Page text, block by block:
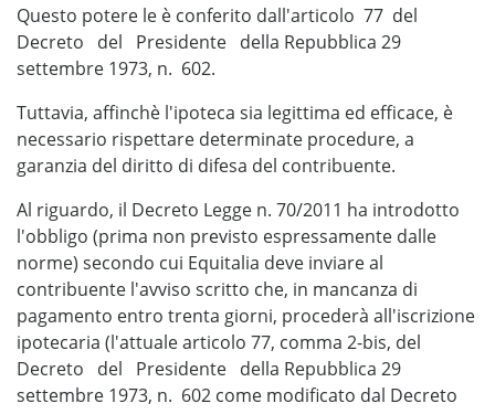
Questo potere le è conferito dall'articolo 77 del
Decreto del Presidente della Repubblica 29
settembre 1973, n. 602.
Tuttavia, affinchè l'ipoteca sia legittima ed efficace, è
necessario rispettare determinate procedure, a
garanzia del diritto di difesa del contribuente.
Al riguardo, il Decreto Legge n. 70/2011 ha introdotto
l'obbligo (prima non previsto espressamente dalle
norme) secondo cui Equitalia deve inviare al
contribuente l'avviso scritto che, in mancanza di
pagamento entro trenta giorni, procederà all'iscrizione
ipotecaria (l'attuale articolo 77, comma 2-bis, del
Decreto del Presidente della Repubblica 29
settembre 1973, n. 602 come modificato dal Decreto